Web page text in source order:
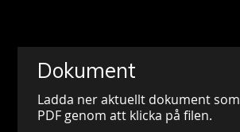
Dokument
Ladda ner aktuellt dokument som
PDF genom att klicka på filen.